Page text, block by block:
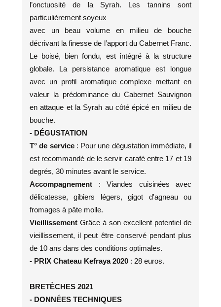
l’onctuosité de la Syrah. Les tannins sont
particulièrement soyeux
avec un beau volume en milieu de bouche
décrivant la finesse de l’apport du Cabernet Franc.
Le boisé, bien fondu, est intégré à la structure
globale. La persistance aromatique est longue
avec un profil aromatique complexe mettant en
valeur la prédominance du Cabernet Sauvignon
en attaque et la Syrah au côté épicé en milieu de
bouche.
- DÉGUSTATION
T° de service: Pour une dégustation immédiate, il
est recommandé de le servir carafé entre 17 et 19
degrés, 30 minutes avant le service.
Accompagnement : Viandes cuisinées avec
délicatesse, gibiers légers, gigot d'agneau ou
fromages à pâte molle.
Vieillissement Grâce à son excellent potentiel de
vieillissement, il peut être conservé pendant plus
de 10 ans dans des conditions optimales.
- PRIX Chateau Kefraya 2020 : 28 euros.
BRETÈCHES 2021
- DONNÉES TECHNIQUES